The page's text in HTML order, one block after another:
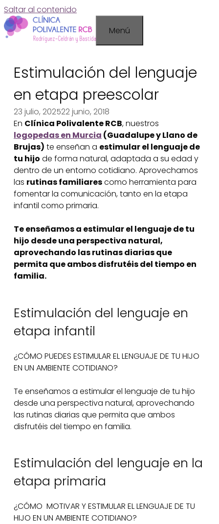
Saltar al contenido
Menú
Estimulación del lenguaje
en etapa preescolar
23 julio, 202522 junio, 2018
En Clínica Polivalente RCB, nuestros
logopedas en Murcia (Guadalupe y Llano de
Brujas) te enseñan a estimular el lenguaje de
tu hijo de forma natural, adaptada a su edad y
dentro de un entorno cotidiano. Aprovechamos
las rutinas familiarescomo herramienta para
fomentar la comunicación, tanto en la etapa
infantil como primaria.
Te enseñamos a estimular el lenguaje de tu
hijo desde una perspectiva natural,
aprovechando las rutinas diarias que
permita que ambos disfrutéis del tiempo en
familia.
Estimulación del lenguaje en
etapa infantil
¿CÓMO PUEDES ESTIMULAR EL LENGUAJE DE TU HIJO
EN UN AMBIENTE COTIDIANO?
Te enseñamos a estimular el lenguaje de tu hijo
desde una perspectiva natural, aprovechando
las rutinas diarias que permita que ambos
disfrutéis del tiempo en familia.
Estimulación del lenguaje en la
etapa primaria
¿CÓMO MOTIVAR Y ESTIMULAR EL LENGUAJE DE TU
HIJO EN UN AMBIENTE COTIDIANO?